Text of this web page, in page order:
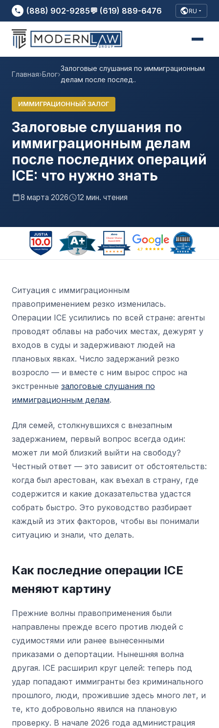
(888) 902-9285💬 (619) 889-6476 RU
Главная›Блог›
Залоговые слушания по иммиграционным
делам после послед..
ИММИГРАЦИОННЫЙ ЗАЛОГ
Залоговые слушания по
иммиграционным делам
после последних операций
ICE: что нужно знать
8 марта 2026 12 мин. чтения
Ситуация с иммиграционным
правоприменением резко изменилась.
Операции ICE усилились по всей стране: агенты
проводят облавы на рабочих местах, дежурят у
входов в суды и задерживают людей на
плановых явках. Число задержаний резко
возросло — и вместе с ним вырос спрос на
экстренные залоговые слушания по
иммиграционным делам.
Для семей, столкнувшихся с внезапным
задержанием, первый вопрос всегда один:
может ли мой близкий выйти на свободу?
Честный ответ — это зависит от обстоятельств:
когда был арестован, как въехал в страну, где
содержится и какие доказательства удастся
собрать быстро. Это руководство разбирает
каждый из этих факторов, чтобы вы понимали
ситуацию и знали, что делать.
Как последние операции ICE
меняют картину
Прежние волны правоприменения были
направлены прежде всего против людей с
судимостями или ранее вынесенными
приказами о депортации. Нынешняя волна
другая. ICE расширил круг целей: теперь под
удар попадают иммигранты без криминального
прошлого, люди, прожившие здесь много лет, и
те, кто добровольно явился на плановую
проверку. В начале 2026 года администрация